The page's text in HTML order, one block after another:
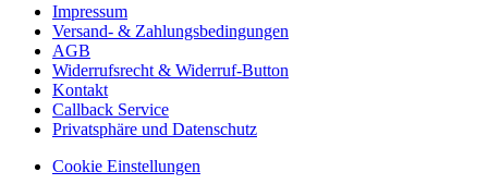
Impressum
Versand- & Zahlungsbedingungen
AGB
Widerrufsrecht & Widerruf-Button
Kontakt
Callback Service
Privatsphäre und Datenschutz
Cookie Einstellungen